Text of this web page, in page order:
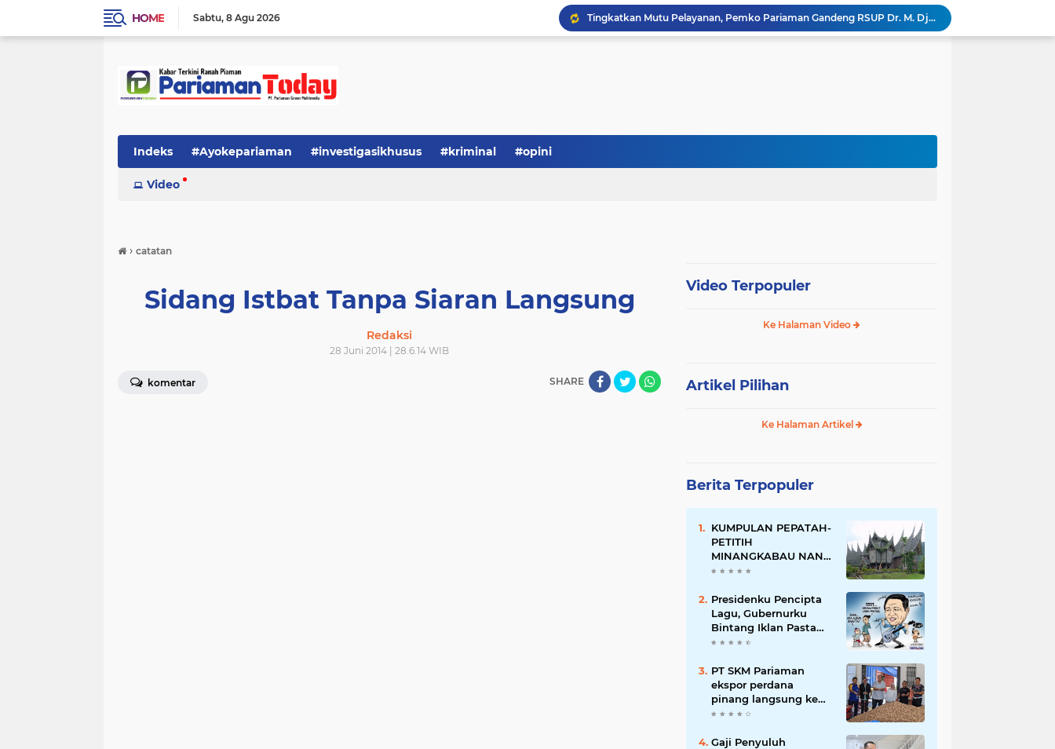
HOME Sabtu 8 Agu 2026
Tingkatkan Mutu Pelayanan, Pemko Pariaman Gandeng RSUP Dr. M. Djamil Padang
Serba-serbi: Tokoh Publik, Citra Publik
Pisah Sambut Kapolres, Yota Balad Tekankan Pentingnya Sinergi Jaga Kondusivitas Daerah
Indeks #Ayokepariaman #investigasikhusus #kriminal #opini
Video
› catatan
Sidang Istbat Tanpa Siaran Langsung
Redaksi
28 Juni 2014 | 28.6.14 WIB
komentar SHARE
Video Terpopuler
Ke Halaman Video
Artikel Pilihan
Ke Halaman Artikel
Berita Terpopuler
KUMPULAN PEPATAH-
PETITIH
MINANGKABAU NAN
ELOK
Presidenku Pencipta
Lagu, Gubernurku
Bintang Iklan Pasta
Gigi
PT SKM Pariaman
ekspor perdana
pinang langsung ke
India
Gaji Penyuluh